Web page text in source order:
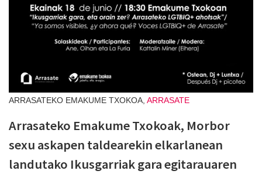
ARRASATEKO EMAKUME TXOKOA, ARRASATE
Arrasateko Emakume Txokoak, Morbor
sexu askapen taldearekin elkarlanean
landutako Ikusgarriak gara egitarauaren